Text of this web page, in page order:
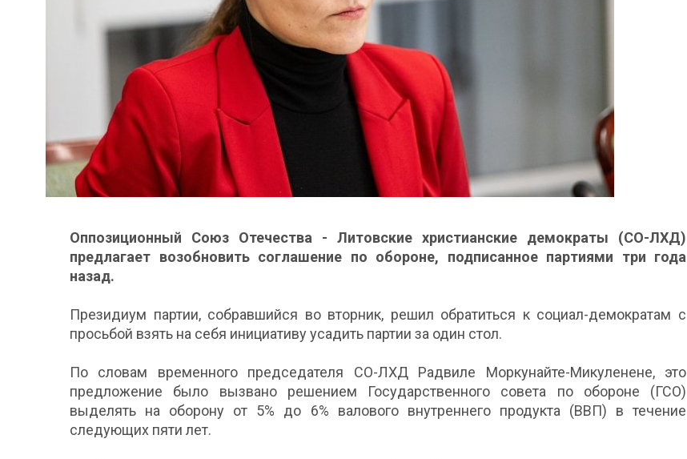
Оппозиционный Союз Отечества - Литовские христианские демократы (СО-ЛХД)
предлагает возобновить соглашение по обороне, подписанное партиями три года
назад.
Президиум партии, собравшийся во вторник, решил обратиться к социал-демократам с
просьбой взять на себя инициативу усадить партии за один стол.
По словам временного председателя СО-ЛХД Радвиле Моркунайте-Микуленене, это
предложение было вызвано решением Государственного совета по обороне (ГСО)
выделять на оборону от 5% до 6% валового внутреннего продукта (ВВП) в течение
следующих пяти лет.